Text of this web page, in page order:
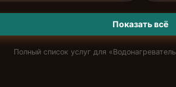
Показать всё
Полный список услуг для «Водонагреватель